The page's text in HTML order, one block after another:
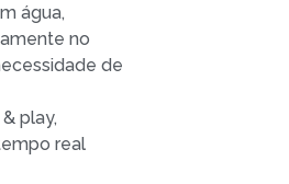
água,
no
de
play,
real